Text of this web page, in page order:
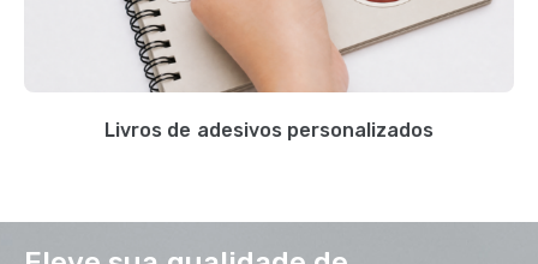
Livros de adesivos personalizados